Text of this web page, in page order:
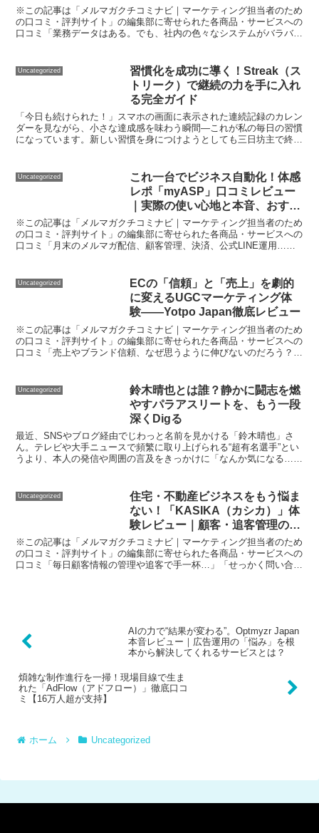
ー
※この記事は「メルマガクチコミナビ｜マーケティング担当者のため
の口コミ・評判サイト」の編集部に寄せられた各商品・サービスへの
口コミ「業務データはある。でも、社内の色々なシステムがバラバラ
Uncategorized
習慣化を成功に導く！Streak（ス
トリーク）で継続の力を手に入れ
る完全ガイド
「今日も続けられた！」スマホの画面に表示された連続記録のカレン
ダーを見ながら、小さな達成感を味わう瞬間—これが私の毎日の習慣
になっています。新しい習慣を身につけようとしても三日坊主で終わ
Uncategorized
これ一台でビジネス自動化！体感
レポ「myASP」口コミレビュー
｜実際の使い心地と本音、おすす
め活用法まとめ
※この記事は「メルマガクチコミナビ｜マーケティング担当者のため
の口コミ・評判サイト」の編集部に寄せられた各商品・サービスへの
口コミ「月末のメルマガ配信、顧客管理、決済、公式LINE運用…や
Uncategorized
ECの「信頼」と「売上」を劇的
に変えるUGCマーケティング体
験――Yotpo Japan徹底レビュー
※この記事は「メルマガクチコミナビ｜マーケティング担当者のため
の口コミ・評判サイト」の編集部に寄せられた各商品・サービスへの
口コミ「売上やブランド信頼、なぜ思うように伸びないのだろう？」
Uncategorized
鈴木晴也とは誰？静かに闘志を燃
やすパラアスリートを、もう一段
深くDigる
最近、SNSやブログ経由でじわっと名前を見かける「鈴木晴也」さ
ん。テレビや大手ニュースで頻繁に取り上げられる“超有名選手”とい
うより、本人の発信や周囲の言及をきっかけに「なんか気になる…」
Uncategorized
住宅・不動産ビジネスをもう悩ま
ない！「KASIKA（カシカ）」体
験レビュー｜顧客・追客管理の新
常識をあなたに
※この記事は「メルマガクチコミナビ｜マーケティング担当者のため
の口コミ・評判サイト」の編集部に寄せられた各商品・サービスへの
口コミ「毎日顧客情報の管理や追客で手一杯…」「せっかく問い合わ
AIの力で“結果が変わる”。Optmyzr Japan
本音レビュー｜広告運用の「悩み」を根
本から解決してくれるサービスとは？
煩雑な制作進行を一掃！現場目線で生ま
れた「AdFlow（アドフロー）」徹底口コ
ミ【16万人超が支持】
ホーム Uncategorized